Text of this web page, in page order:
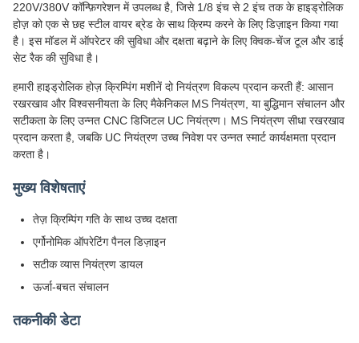
220V/380V कॉन्फ़िगरेशन में उपलब्ध है, जिसे 1/8 इंच से 2 इंच तक के हाइड्रोलिक
होज़ को एक से छह स्टील वायर ब्रेड के साथ क्रिम्प करने के लिए डिज़ाइन किया गया
है। इस मॉडल में ऑपरेटर की सुविधा और दक्षता बढ़ाने के लिए क्विक-चेंज टूल और डाई
सेट रैक की सुविधा है।
हमारी हाइड्रोलिक होज़ क्रिम्पिंग मशीनें दो नियंत्रण विकल्प प्रदान करती हैं: आसान
रखरखाव और विश्वसनीयता के लिए मैकेनिकल MS नियंत्रण, या बुद्धिमान संचालन और
सटीकता के लिए उन्नत CNC डिजिटल UC नियंत्रण। MS नियंत्रण सीधा रखरखाव
प्रदान करता है, जबकि UC नियंत्रण उच्च निवेश पर उन्नत स्मार्ट कार्यक्षमता प्रदान
करता है।
मुख्य विशेषताएं
तेज़ क्रिम्पिंग गति के साथ उच्च दक्षता
एर्गोनोमिक ऑपरेटिंग पैनल डिज़ाइन
सटीक व्यास नियंत्रण डायल
ऊर्जा-बचत संचालन
तकनीकी डेटा